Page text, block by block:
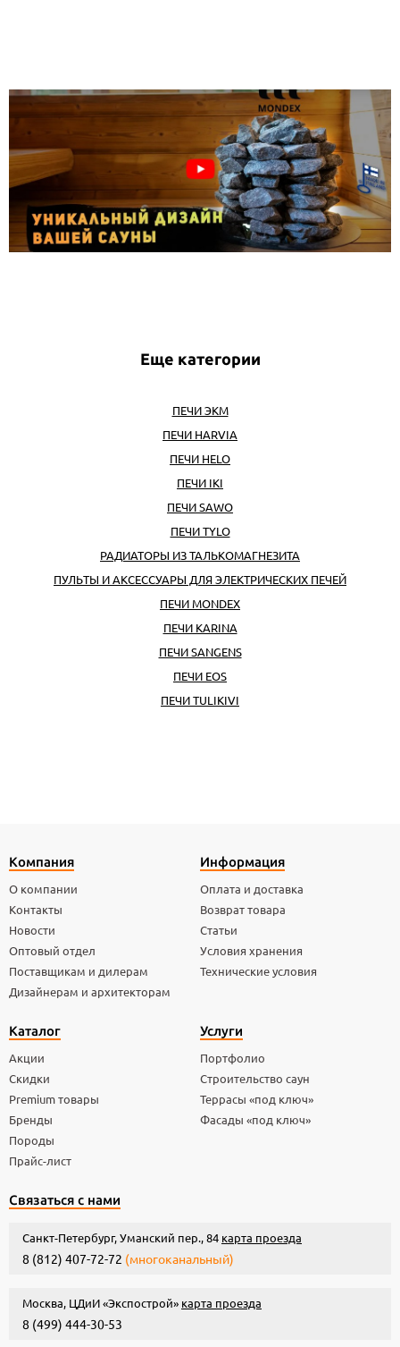
Еще категории
ПЕЧИ ЭКМ
ПЕЧИ HARVIA
ПЕЧИ HELO
ПЕЧИ IKI
ПЕЧИ SAWO
ПЕЧИ TYLO
РАДИАТОРЫ ИЗ ТАЛЬКОМАГНЕЗИТА
ПУЛЬТЫ И АКСЕССУАРЫ ДЛЯ ЭЛЕКТРИЧЕСКИХ ПЕЧЕЙ
ПЕЧИ MONDEX
ПЕЧИ KARINA
ПЕЧИ SANGENS
ПЕЧИ EOS
ПЕЧИ TULIKIVI
Компания
О компании
Контакты
Новости
Оптовый отдел
Поставщикам и дилерам
Дизайнерам и архитекторам
Информация
Оплата и доставка
Возврат товара
Статьи
Условия хранения
Технические условия
Каталог
Акции
Скидки
Premium товары
Бренды
Породы
Прайс-лист
Услуги
Портфолио
Строительство саун
Террасы «под ключ»
Фасады «под ключ»
Связаться с нами
Санкт-Петербург, Уманский пер., 84 карта проезда
8 (812) 407-72-72 (многоканальный)
Москва, ЦДиИ «Экспострой» карта проезда
8 (499) 444-30-53